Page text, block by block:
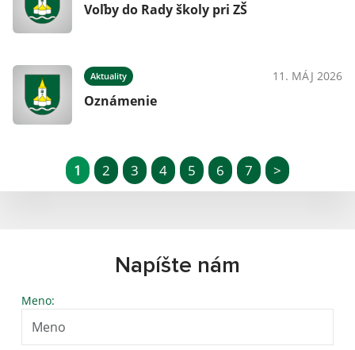
Voľby do Rady školy pri ZŠ
Aktuality 11. MÁJ 2026
Oznámenie
1 2 3 4 5 6 7 >
Napíšte nám
Meno: